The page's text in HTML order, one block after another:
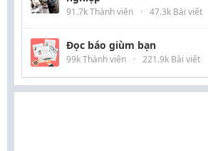
91.7k Thành viên · 47.3k Bài viết
Đọc báo giùm bạn
99k Thành viên · 221.9k Bài viết